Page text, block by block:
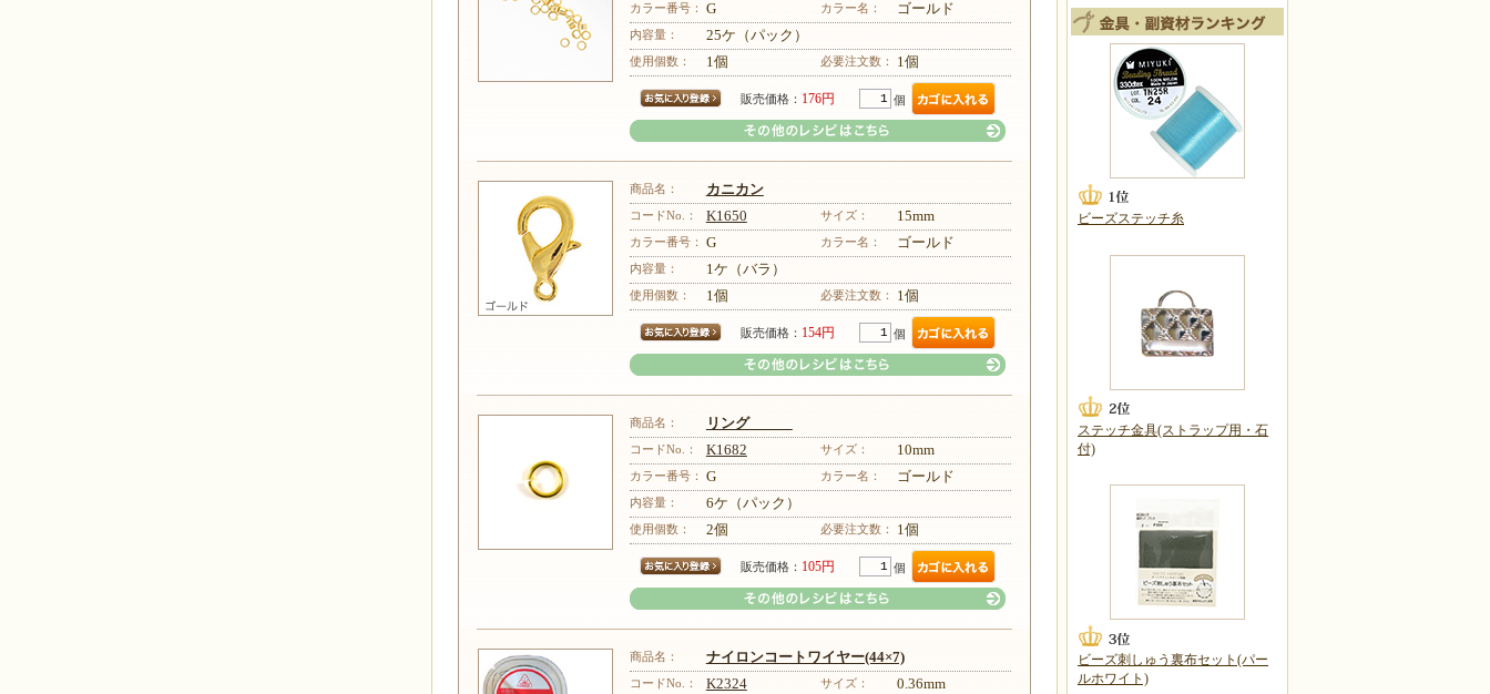
その他のレシピはこちら
カラー番号： G カラー名： ゴールド
内容量： 25ケ（パック）
使用個数： 1個 必要注文数： 1個
販売価格： 176円 個
その他のレシピはこちら
商品名： カニカン
コードNo.： K1650 サイズ： 15mm
カラー番号： G カラー名： ゴールド
内容量： 1ケ（バラ）
使用個数： 1個 必要注文数： 1個
販売価格： 154円 個
その他のレシピはこちら
商品名： リング
コードNo.： K1682 サイズ： 10mm
カラー番号： G カラー名： ゴールド
内容量： 6ケ（パック）
使用個数： 2個 必要注文数： 1個
販売価格： 105円 個
商品名： ナイロンコートワイヤー(44×7)
コードNo.： K2324 サイズ： 0.36mm
ビーズステッチ糸
ステッチ金具(ストラップ用・石
付)
ビーズ刺しゅう裏布セット(パー
ルホワイト)